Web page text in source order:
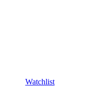
Watchlist